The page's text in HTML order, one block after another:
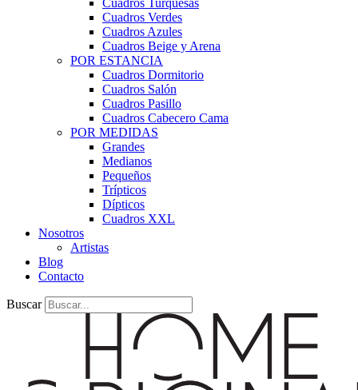
Cuadros Turquesas
Cuadros Verdes
Cuadros Azules
Cuadros Beige y Arena
POR ESTANCIA
Cuadros Dormitorio
Cuadros Salón
Cuadros Pasillo
Cuadros Cabecero Cama
POR MEDIDAS
Grandes
Medianos
Pequeños
Trípticos
Dípticos
Cuadros XXL
Nosotros
Artistas
Blog
Contacto
Buscar